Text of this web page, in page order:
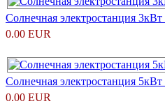
Солнечная электростанция
0.00 EUR
Солнечная электростанция
0.00 EUR